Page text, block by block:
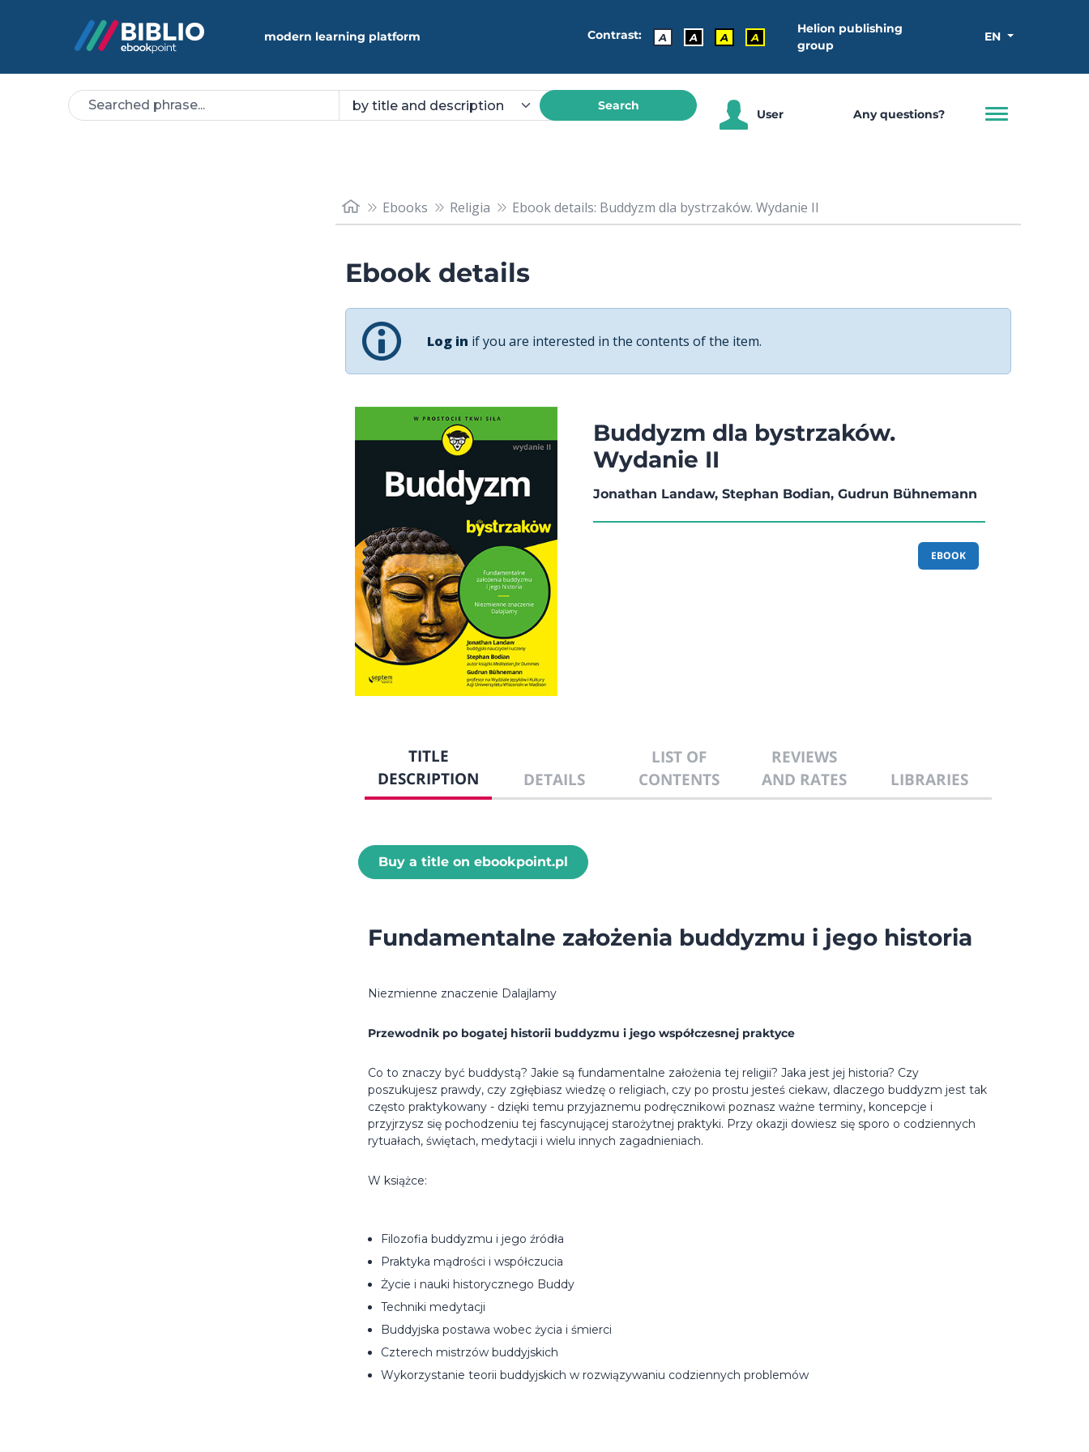
modern learning platform Contrast: A A A A
Helion publishing
group
EN
Search
User Any questions?
Ebooks Religia Ebook details: Buddyzm dla bystrzaków. Wydanie II
Ebook details
Log in if you are interested in the contents of the item.
Buddyzm dla bystrzaków.
Wydanie II
Jonathan Landaw, Stephan Bodian, Gudrun Bühnemann
EBOOK
TITLE
DESCRIPTION
DETAILS
LIST OF
CONTENTS
REVIEWS
AND RATES
LIBRARIES
Buy a title on ebookpoint.pl
Fundamentalne założenia buddyzmu i jego historia
Niezmienne znaczenie Dalajlamy
Przewodnik po bogatej historii buddyzmu i jego współczesnej praktyce
Co to znaczy być buddystą? Jakie są fundamentalne założenia tej religii? Jaka jest jej historia? Czy
poszukujesz prawdy, czy zgłębiasz wiedzę o religiach, czy po prostu jesteś ciekaw, dlaczego buddyzm jest tak
często praktykowany - dzięki temu przyjaznemu podręcznikowi poznasz ważne terminy, koncepcje i
przyjrzysz się pochodzeniu tej fascynującej starożytnej praktyki. Przy okazji dowiesz się sporo o codziennych
rytuałach, świętach, medytacji i wielu innych zagadnieniach.
W książce:
Filozofia buddyzmu i jego źródła
Praktyka mądrości i współczucia
Życie i nauki historycznego Buddy
Techniki medytacji
Buddyjska postawa wobec życia i śmierci
Czterech mistrzów buddyjskich
Wykorzystanie teorii buddyjskich w rozwiązywaniu codziennych problemów